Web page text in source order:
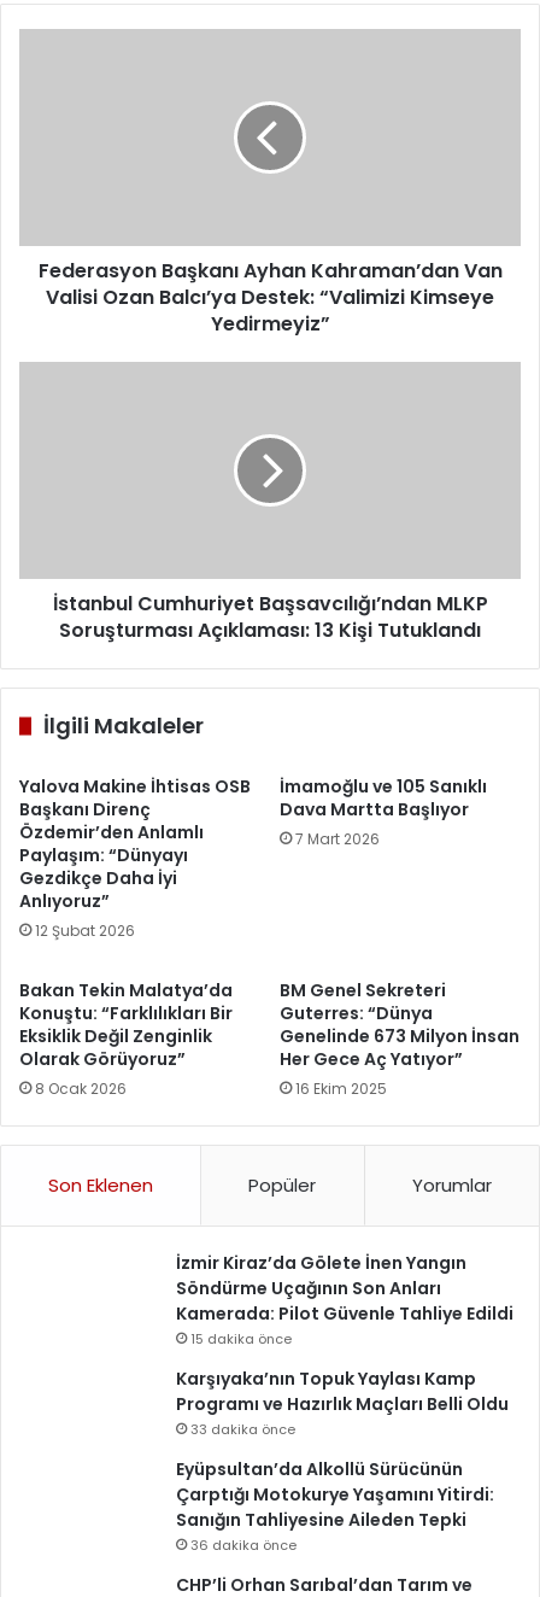
Destek:
“Valimizi
Kimseye
Federasyon Başkanı Ayhan Kahraman’dan Van
Valisi Ozan Balcı’ya Destek: “Valimizi Kimseye
Yedirmeyiz”
Tutuklandı
İstanbul Cumhuriyet Başsavcılığı’ndan MLKP
Soruşturması Açıklaması: 13 Kişi Tutuklandı
İlgili Makaleler
Yalova Makine İhtisas OSB
Başkanı Direnç
Özdemir’den Anlamlı
Paylaşım: “Dünyayı
Gezdikçe Daha İyi
Anlıyoruz”
12 Şubat 2026
İmamoğlu ve 105 Sanıklı
Dava Martta Başlıyor
7 Mart 2026
Bakan Tekin Malatya’da
Konuştu: “Farklılıkları Bir
Eksiklik Değil Zenginlik
Olarak Görüyoruz”
8 Ocak 2026
BM Genel Sekreteri
Guterres: “Dünya
Genelinde 673 Milyon İnsan
Her Gece Aç Yatıyor”
16 Ekim 2025
Son Eklenen Popüler Yorumlar
İzmir Kiraz’da Gölete İnen Yangın
Söndürme Uçağının Son Anları
Kamerada: Pilot Güvenle Tahliye Edildi
15 dakika önce
Karşıyaka’nın Topuk Yaylası Kamp
Programı ve Hazırlık Maçları Belli Oldu
33 dakika önce
Eyüpsultan’da Alkollü Sürücünün
Çarptığı Motokurye Yaşamını Yitirdi:
Sanığın Tahliyesine Aileden Tepki
36 dakika önce
CHP’li Orhan Sarıbal’dan Tarım ve